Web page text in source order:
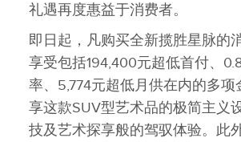
礼遇再度惠益于消费者。
即日起，凡购买全新揽胜星脉的
享受包括194,400元超低首付、
率、5,774元超低月供在内的多项
享这款SUV型艺术品的极简主义
技及艺术探享般的驾驭体验。此